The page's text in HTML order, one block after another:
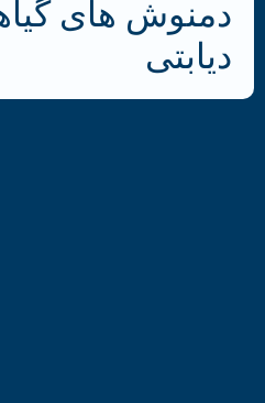
دمنوش ­های
دیابتی